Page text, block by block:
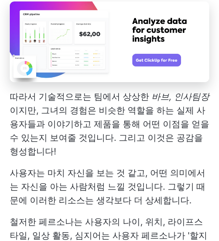
따라서 기술적으로는 팀에서 상상한 바브, 인사팀장
이지만, 그녀의 경험은 비슷한 역할을 하는 실제 사
용자들과 이야기하고 제품을 통해 어떤 이점을 얻을
수 있는지 보여줄 것입니다. 그리고 이것은 공감을
형성합니다!
사용자는 마치 자신을 보는 것 같고, 어떤 의미에서
는 자신을 아는 사람처럼 느낄 것입니다. 그렇기 때
문에 이러한 리소스는 생각보다 더 상세합니다.
철저한 페르소나는 사용자의 나이, 위치, 라이프스
타일, 일상 활동, 심지어는 사용자 페르소나가 '할지